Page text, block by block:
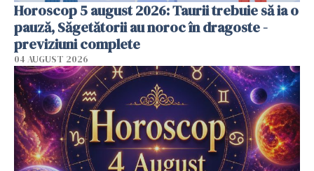
Horoscop 5 august 2026: Taurii trebuie să ia o
pauză, Săgetătorii au noroc în dragoste -
previziuni complete
04 AUGUST 2026